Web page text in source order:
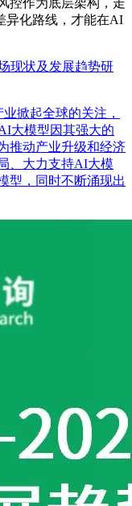
控作为底层架构，走
异化路线，才能在AI
现状及发展趋势研
掀起全球的关注，
大模型因其强大的
推动产业升级和经济
、大力支持AI大模
型，同时不断涌现出